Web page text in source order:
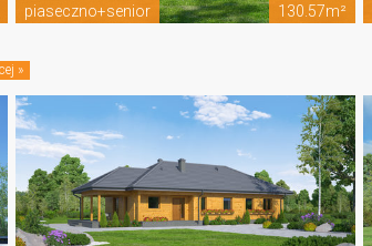
piaseczno+senior 130.57m²